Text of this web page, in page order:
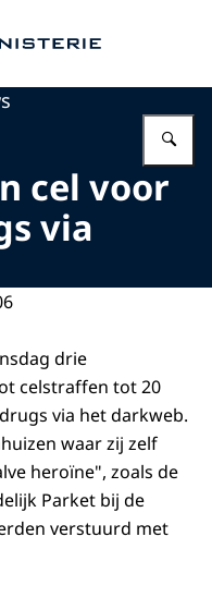
cel voor
via
drie
celstraffen tot 20
via het darkweb.
waar zij zelf
heroïne", zoals de
Parket bij de
verstuurd met